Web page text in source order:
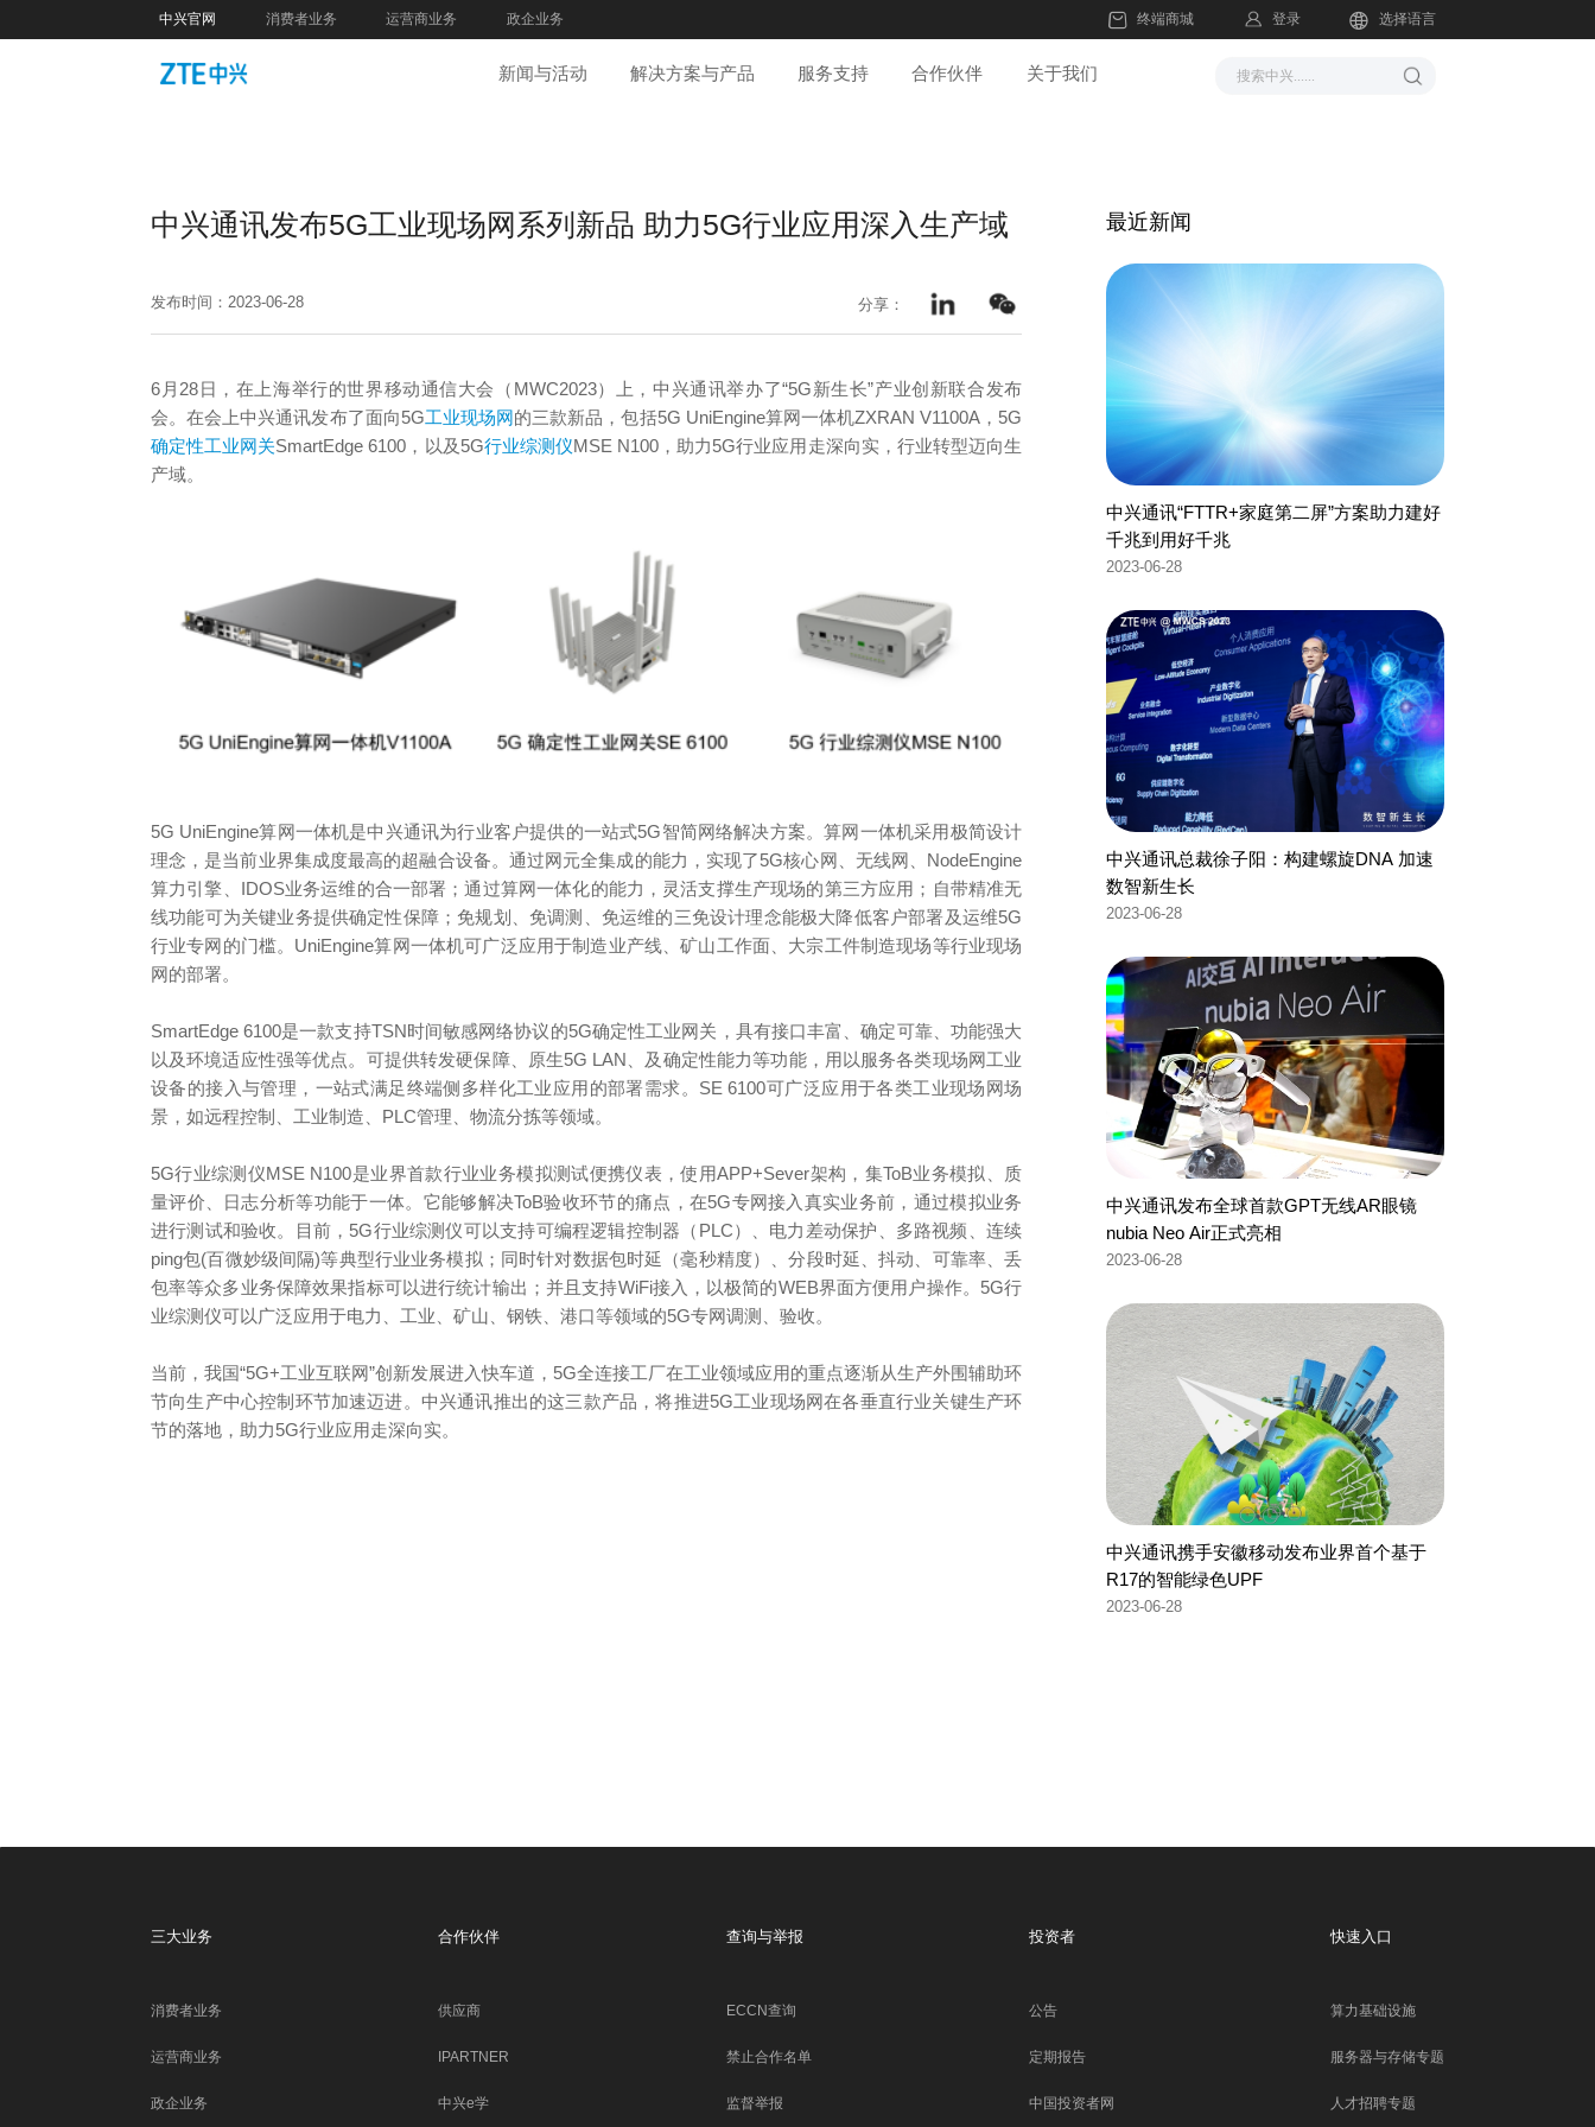
中兴官网 消费者业务 运营商业务 政企业务 终端商城 登录 选择语言
新闻与活动 解决方案与产品 服务支持 合作伙伴 关于我们
中兴通讯发布5G工业现场网系列新品 助力5G行业应用深入生产域
发布时间：2023-06-28 分享：
6月28日，在上海举行的世界移动通信大会（MWC2023）上，中兴通讯举办了“5G新生长”产业创新联合发布
会。在会上中兴通讯发布了面向5G工业现场网 的三款新品，包括5G UniEngine算网一体机ZXRAN V1100A，5G
确定性工业网关SmartEdge 6100，以及5G行业综测仪MSE N100，助力5G行业应用走深向实，行业转型迈向生
产域。
5G UniEngine算网一体机是中兴通讯为行业客户提供的一站式5G智简网络解决方案。算网一体机采用极简设计
理念，是当前业界集成度最高的超融合设备。通过网元全集成的能力，实现了5G核心网、无线网、NodeEngine
算力引擎、IDOS业务运维的合一部署；通过算网一体化的能力，灵活支撑生产现场的第三方应用；自带精准无
线功能可为关键业务提供确定性保障；免规划、免调测、免运维的三免设计理念能极大降低客户部署及运维5G
行业专网的门槛。UniEngine算网一体机可广泛应用于制造业产线、矿山工作面、大宗工件制造现场等行业现场
网的部署。
SmartEdge 6100是一款支持TSN时间敏感网络协议的5G确定性工业网关，具有接口丰富、确定可靠、功能强大
以及环境适应性强等优点。可提供转发硬保障、原生5G LAN、及确定性能力等功能，用以服务各类现场网工业
设备的接入与管理，一站式满足终端侧多样化工业应用的部署需求。SE 6100可广泛应用于各类工业现场网场
景，如远程控制、工业制造、PLC管理、物流分拣等领域。
5G行业综测仪MSE N100是业界首款行业业务模拟测试便携仪表，使用APP+Sever架构，集ToB业务模拟、质
量评价、日志分析等功能于一体。它能够解决ToB验收环节的痛点，在5G专网接入真实业务前，通过模拟业务
进行测试和验收。目前，5G行业综测仪可以支持可编程逻辑控制器（PLC）、电力差动保护、多路视频、连续
ping包(百微妙级间隔)等典型行业业务模拟；同时针对数据包时延（毫秒精度）、分段时延、抖动、可靠率、丢
包率等众多业务保障效果指标可以进行统计输出；并且支持WiFi接入，以极简的WEB界面方便用户操作。5G行
业综测仪可以广泛应用于电力、工业、矿山、钢铁、港口等领域的5G专网调测、验收。
当前，我国“5G+工业互联网”创新发展进入快车道，5G全连接工厂在工业领域应用的重点逐渐从生产外围辅助环
节向生产中心控制环节加速迈进。中兴通讯推出的这三款产品，将推进5G工业现场网在各垂直行业关键生产环
节的落地，助力5G行业应用走深向实。
最近新闻
中兴通讯“FTTR+家庭第二屏”方案助力建好
千兆到用好千兆
2023-06-28
中兴通讯总裁徐子阳：构建螺旋DNA 加速
数智新生长
2023-06-28
中兴通讯发布全球首款GPT无线AR眼镜
nubia Neo Air正式亮相
2023-06-28
中兴通讯携手安徽移动发布业界首个基于
R17的智能绿色UPF
2023-06-28
三大业务
消费者业务
运营商业务
政企业务
合作伙伴
供应商
IPARTNER
中兴e学
查询与举报
ECCN查询
禁止合作名单
监督举报
投资者
公告
定期报告
中国投资者网
快速入口
算力基础设施
服务器与存储专题
人才招聘专题